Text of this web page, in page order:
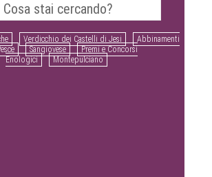
Verdicchio dei Castelli di Jesi
Abbinamenti
Sangiovese
Premi e Concorsi
Enologici
Montepulciano